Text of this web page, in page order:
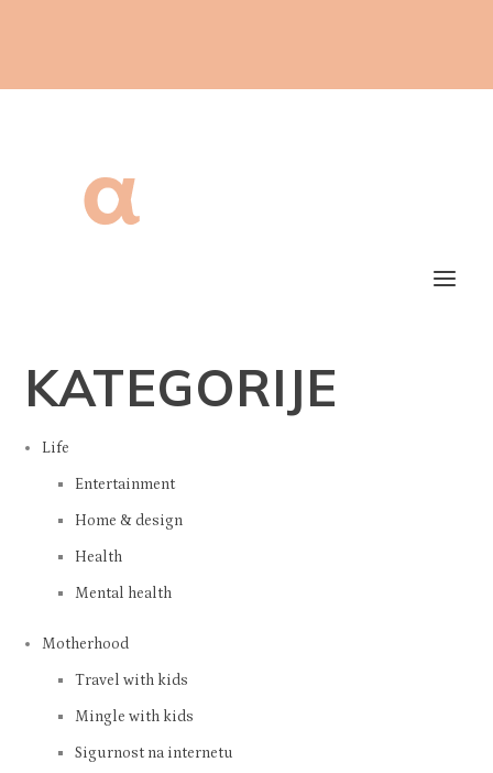
KATEGORIJE
Life
Entertainment
Home & design
Health
Mental health
Motherhood
Travel with kids
Mingle with kids
Sigurnost na internetu